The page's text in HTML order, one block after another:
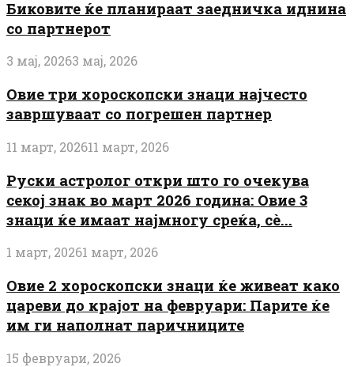
Биковите ќе планираат заедничка иднина
со партнерот
3 мај, 20263 мај, 2026
Овие три хороскопски знаци најчесто
завршуваат со погрешен партнер
11 март, 202611 март, 2026
Руски астролог откри што го очекува
секој знак во март 2026 година: Овие 3
знаци ќе имаат најмногу среќа, сè...
1 март, 20261 март, 2026
Овие 2 хороскопски знаци ќе живеат како
цареви до крајот на февруари: Парите ќе
им ги наполнат паричниците
15 февруари, 2026